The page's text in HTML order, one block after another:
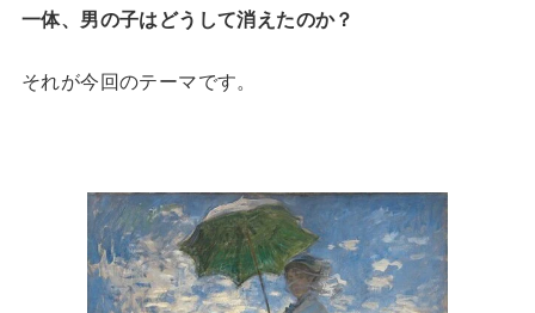
一体、男の子はどうして消えたのか？
それが今回のテーマです。